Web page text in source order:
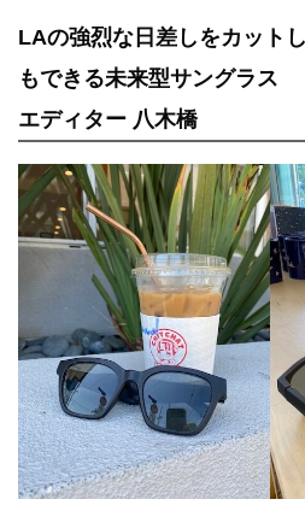
LAの強烈な日差しをカット
もできる未来型サングラス
エディター 八木橋